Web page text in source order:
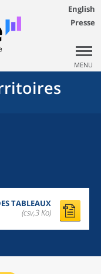
English
Presse
MENU
TABLEAUX
(csv,3 Ko)